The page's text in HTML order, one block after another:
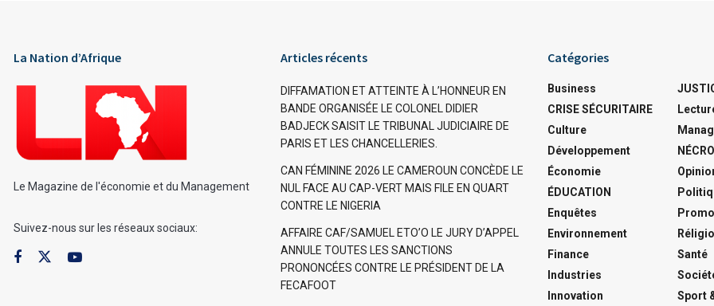
La Nation d’Afrique
Le Magazine de l'économie et du Management
Suivez-nous sur les réseaux sociaux:
Articles récents
DIFFAMATION ET ATTEINTE À L’HONNEUR EN
BANDE ORGANISÉE LE COLONEL DIDIER
BADJECK SAISIT LE TRIBUNAL JUDICIAIRE DE
PARIS ET LES CHANCELLERIES.
CAN FÉMININE 2026 LE CAMEROUN CONCÈDE LE
NUL FACE AU CAP-VERT MAIS FILE EN QUART
CONTRE LE NIGERIA
AFFAIRE CAF/SAMUEL ETO’O LE JURY D’APPEL
ANNULE TOUTES LES SANCTIONS
PRONONCÉES CONTRE LE PRÉSIDENT DE LA
FECAFOOT
Catégories
Business
CRISE SÉCURITAIRE
Culture
Développement
Économie
ÉDUCATION
Enquêtes
Environnement
Finance
Industries
Innovation
Santé
Sport